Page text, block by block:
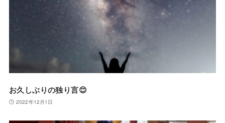
お久しぶりの独り言😊
2022年12月1日